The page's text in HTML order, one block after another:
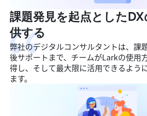
課題発見を起点とした
供する
弊社のデジタルコンサルタントは、課
後サポートまで、チームがLarkの使用
得し、そして最大限に活用できるよう
ます。